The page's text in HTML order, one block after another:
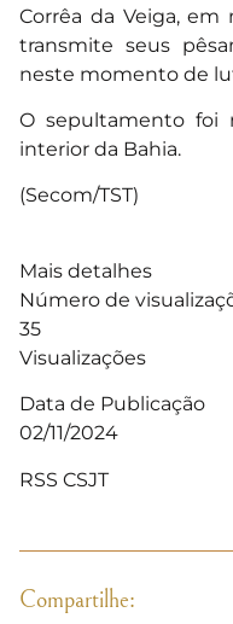
Corrêa da Veiga, em
transmite seus
neste momento de
O sepultamento foi
interior da Bahia.
(Secom/TST)
Mais detalhes
Número de
35
Visualizações
Data de Publicação
02/11/2024
RSS CSJT
Compartilhe: